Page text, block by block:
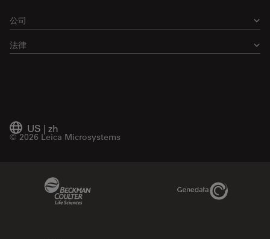
公司
法律
US | zh
© 2026 Leica Microsystems
Genedata Link